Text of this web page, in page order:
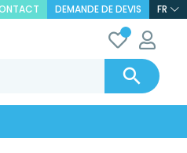
DEMANDE DE DEVIS FR
